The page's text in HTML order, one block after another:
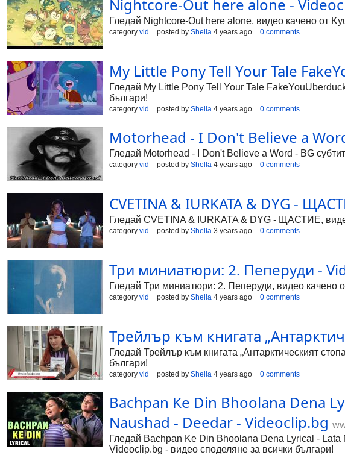
Nightcore-Out here alone -
Гледай Nightcore-Out here alone, видео качено от
category vid posted by Shella 4 years ago 0 comments
My Little Pony Tell Your Tale
Гледай My Little Pony Tell Your Tale
българи!
category vid posted by Shella 4 years ago 0 comments
Motorhead - I Don't Believe a
Гледай Motorhead - I Don't Believe a Word - BG
category vid posted by Shella 4 years ago 0 comments
CVETINA & IURKATA & DYG -
Гледай CVETINA & IURKATA & DYG - ЩАСТИЕ,
category vid posted by Shella 3 years ago 0 comments
Три миниатюри: 2. Пеперуди -
Гледай Три миниатюри: 2. Пеперуди, видео качено
category vid posted by Shella 4 years ago 0 comments
Трейлър към книгата
Гледай Трейлър към книгата „Антарктическият
българи!
category vid posted by Shella 4 years ago 0 comments
Bachpan Ke Din Bhoolana Dena
Naushad - Deedar - Videoclip.bg
Гледай Bachpan Ke Din Bhoolana Dena Lyrical -
Videoclip.bg - видео споделяне за всички българи!